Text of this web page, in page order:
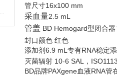
管尺寸16x100 mm
采血量2.5 mL
管盖 BD Hemogard型闭合器
封口颜色 红色
添加剂 6.9 mL 专有RNA稳定
灭菌辐射 10-6 SAL ，
BD品牌PAXgene血液RNA管